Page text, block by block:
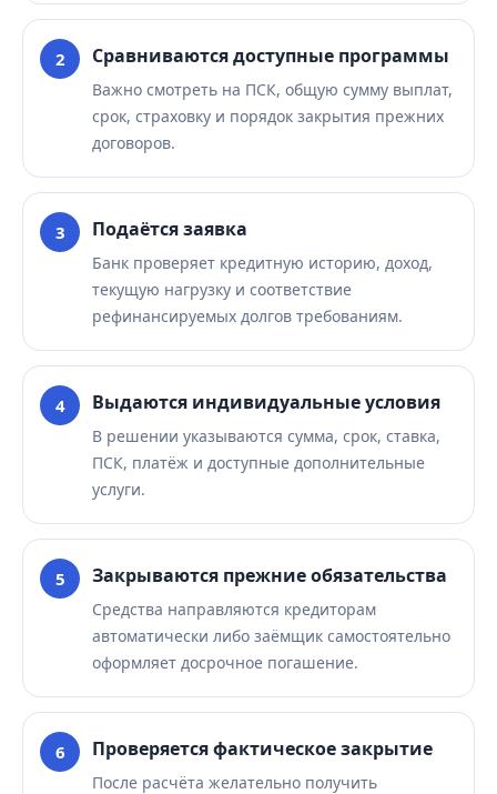
Сравниваются доступные программы
Важно смотреть на ПСК, общую сумму выплат,
срок, страховку и порядок закрытия прежних
договоров.
Подаётся заявка
Банк проверяет кредитную историю, доход,
текущую нагрузку и соответствие
рефинансируемых долгов требованиям.
Выдаются индивидуальные условия
В решении указываются сумма, срок, ставка,
ПСК, платёж и доступные дополнительные
услуги.
Закрываются прежние обязательства
Средства направляются кредиторам
автоматически либо заёмщик самостоятельно
оформляет досрочное погашение.
Проверяется фактическое закрытие
После расчёта желательно получить